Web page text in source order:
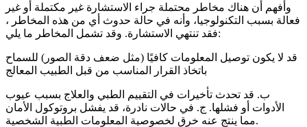
وأفهم أن هناك مخاطر محتملة جراء الاستشارة غير مكتملة أو غير
فعالة بسبب التكنولوجيا، وأنه في حالة حدوث أي من هذه المخاطر ،
فقد تنتهي الاستشارة. وقد تشمل المخاطر ما يلي:
قد لا يكون توصيل المعلومات كافيًا (مثل ضعف دقة الصور) للسماح
باتخاذ القرار المناسب من قبل الطبيب المعالج
ب. قد تحدث تأخيرات في التقييم الطبي والعلاج بسبب عيوب
الأدوات أو فشلها. ج. في حالات نادرة، قد يفشل بروتوكول الأمان
مما ينتج عنه خرق لخصوصية المعلومات الطبية الشخصية.